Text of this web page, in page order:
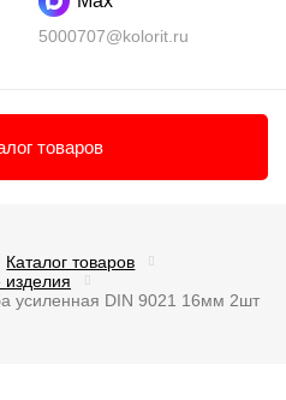
5000707@kolorit.ru
товаров
Каталог товаров
усиленная DIN 9021 16мм 2шт